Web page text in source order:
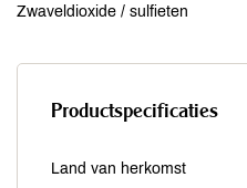
Zwaveldioxide / sulfieten
Productspecificaties
Land van herkomst